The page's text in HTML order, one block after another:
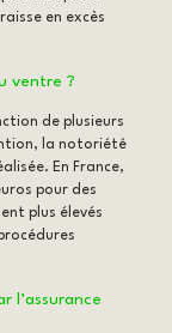
en excès
ventre ?
de plusieurs
la notoriété
En France,
pour des
plus élevés
l’assurance